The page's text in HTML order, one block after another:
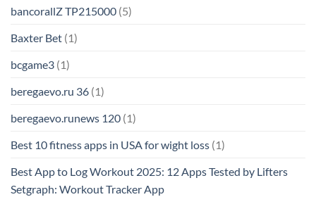
bancorallZ TP215000 (5)
Baxter Bet (1)
bcgame3 (1)
beregaevo.ru 36 (1)
beregaevo.runews 120 (1)
Best 10 fitness apps in USA for wight loss (1)
Best App to Log Workout 2025: 12 Apps Tested by Lifters
Setgraph: Workout Tracker App